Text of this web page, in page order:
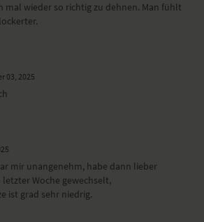
der Yoga-Übungs-Sequenz
Länge in der Körperrückseite
du ab Woche 8 nach der Geburt
Block oder ein Kissen mit auf die Matte.
im
Outfit vonLululemon.
mal wieder so richtig zu dehnen. Man fühlt
03, 2025
mir unangenehm, habe dann lieber
letzter Woche gewechselt,
ist grad sehr niedrig.